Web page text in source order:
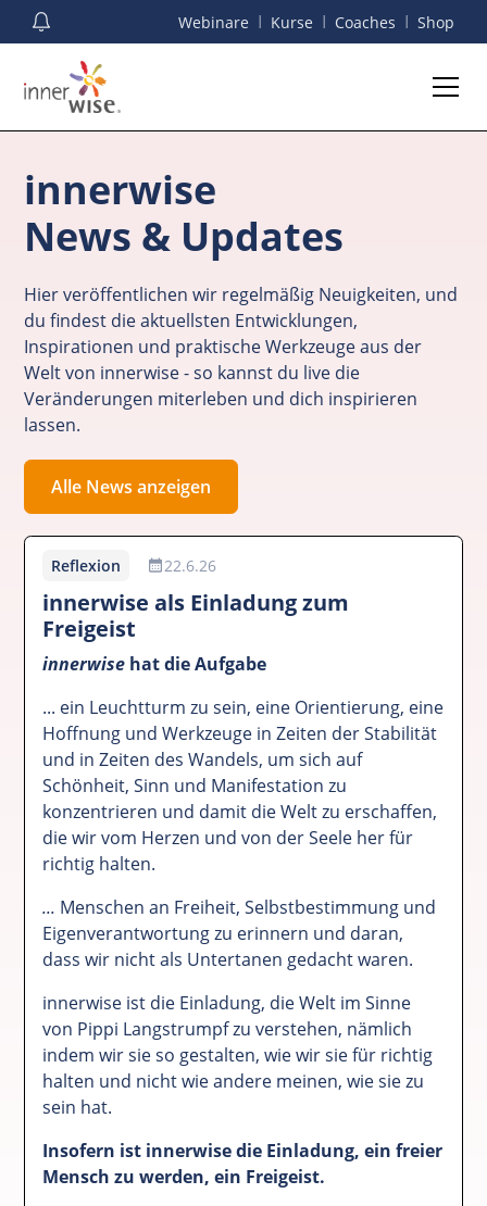
Webinare I Kurse I Coaches I Shop
innerwise
News & Updates
Hier veröffentlichen wir regelmäßig Neuigkeiten, und
du findest die aktuellsten Entwicklungen,
Inspirationen und praktische Werkzeuge aus der
Welt von innerwise - so kannst du live die
Veränderungen miterleben und dich inspirieren
lassen.
Alle News anzeigen
Reflexion 22.6.26
innerwise als Einladung zum
Freigeist
innerwise hat die Aufgabe
... ein Leuchtturm zu sein, eine Orientierung, eine
Hoffnung und Werkzeuge in Zeiten der Stabilität
und in Zeiten des Wandels, um sich auf
Schönheit, Sinn und Manifestation zu
konzentrieren und damit die Welt zu erschaffen,
die wir vom Herzen und von der Seele her für
richtig halten.
... Menschen an Freiheit, Selbstbestimmung und
Eigenverantwortung zu erinnern und daran,
dass wir nicht als Untertanen gedacht waren.
innerwise ist die Einladung, die Welt im Sinne
von Pippi Langstrumpf zu verstehen, nämlich
indem wir sie so gestalten, wie wir sie für richtig
halten und nicht wie andere meinen, wie sie zu
sein hat.
Insofern ist innerwise die Einladung, ein freier
Mensch zu werden, ein Freigeist.